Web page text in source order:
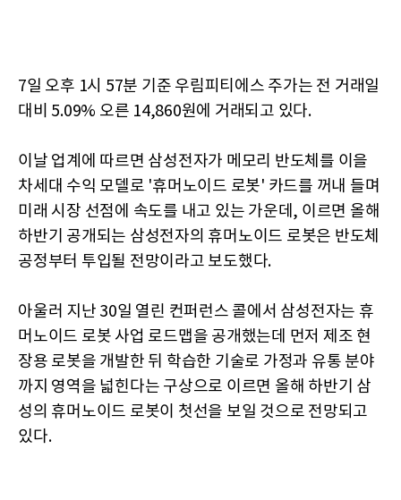
7일 오후 1시 57분 기준 우림피티에스 주가는 전 거래일
대비 5.09% 오른 14,860원에 거래되고 있다.
이날 업계에 따르면 삼성전자가 메모리 반도체를 이을
차세대 수익 모델로 '휴머노이드 로봇' 카드를 꺼내 들며
미래 시장 선점에 속도를 내고 있는 가운데, 이르면 올해
하반기 공개되는 삼성전자의 휴머노이드 로봇은 반도체
공정부터 투입될 전망이라고 보도했다.
아울러 지난 30일 열린 컨퍼런스 콜에서 삼성전자는 휴
머노이드 로봇 사업 로드맵을 공개했는데 먼저 제조 현
장용 로봇을 개발한 뒤 학습한 기술로 가정과 유통 분야
까지 영역을 넓힌다는 구상으로 이르면 올해 하반기 삼
성의 휴머노이드 로봇이 첫선을 보일 것으로 전망되고
있다.